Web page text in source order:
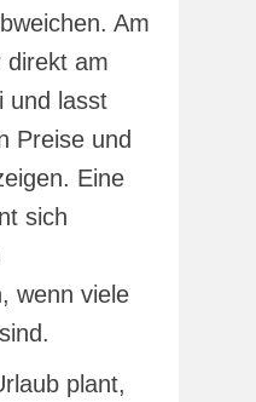
Am
direkt am
und lasst
Preise und
Eine
sich
wenn viele
plant,